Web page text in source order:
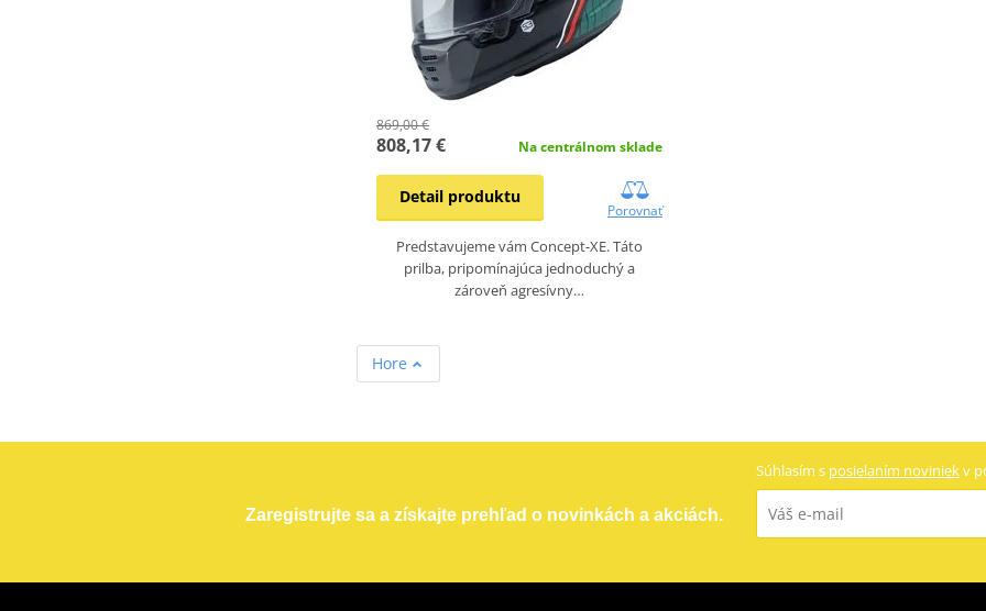
869,00 €
808,17 € Na centrálnom sklade
Detail produktu
Porovnať
Predstavujeme vám Concept-XE. Táto
prilba, pripomínajúca jednoduchý a
zároveň agresívny…
Hore
Zaregistrujte sa a získajte prehľad o novinkách a akciách.
Súhlasím s posielaním noviniekv